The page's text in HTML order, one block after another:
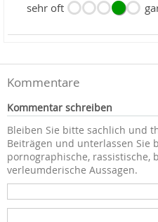
sehr oft
Kommentare
Kommentar schreiben
Bleiben Sie bitte sachlich und
Beiträgen und unterlassen Sie
pornographische, rassistische,
verleumderische Aussagen.